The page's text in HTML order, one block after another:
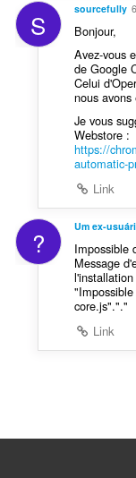
S sourcefully
Bonjour,
Avez-vous
de Google
Celui
nous
Je vous
Webstore :
https://
automatic-
Link
? Um ex-
Impossible
Message
core.js"."."
Link